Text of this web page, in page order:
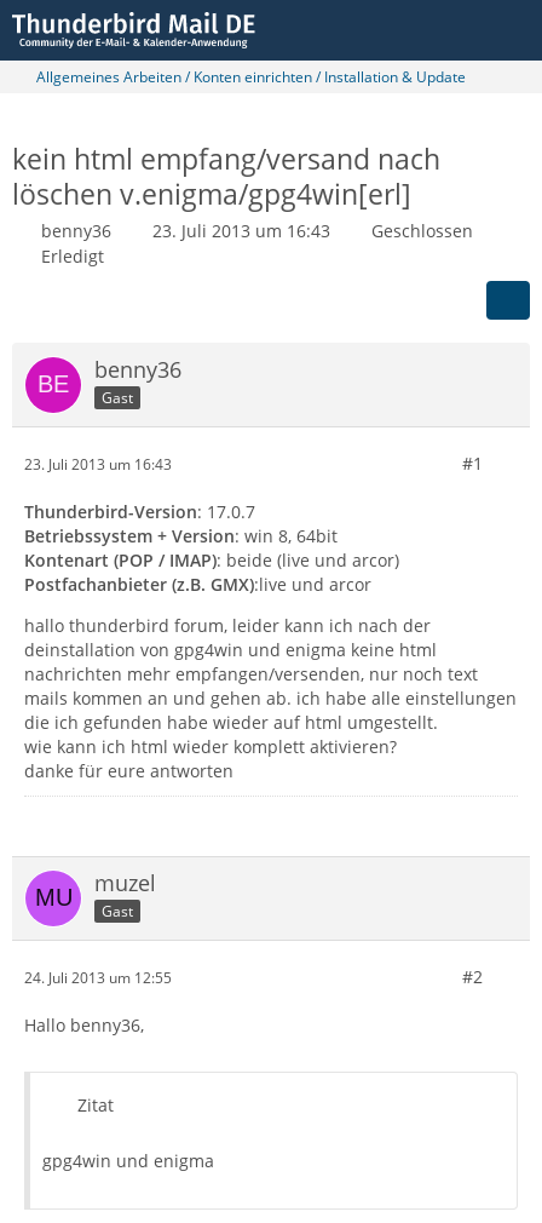
Allgemeines Arbeiten / Konten einrichten / Installation & Update
kein html empfang/versand nach
löschen v.enigma/gpg4win[erl]
benny36 23. Juli 2013 um 16:43
Geschlossen
Erledigt
benny36
Gast
23. Juli 2013 um 16:43 #1
Thunderbird-Version: 17.0.7
Betriebssystem + Version: win 8, 64bit
Kontenart (POP / IMAP): beide (live und arcor)
Postfachanbieter (z.B. GMX):live und arcor
hallo thunderbird forum, leider kann ich nach der
deinstallation von gpg4win und enigma keine html
nachrichten mehr empfangen/versenden, nur noch text
mails kommen an und gehen ab. ich habe alle einstellungen
die ich gefunden habe wieder auf html umgestellt.
wie kann ich html wieder komplett aktivieren?
danke für eure antworten
muzel
Gast
24. Juli 2013 um 12:55 #2
Hallo benny36,
Zitat
gpg4win und enigma